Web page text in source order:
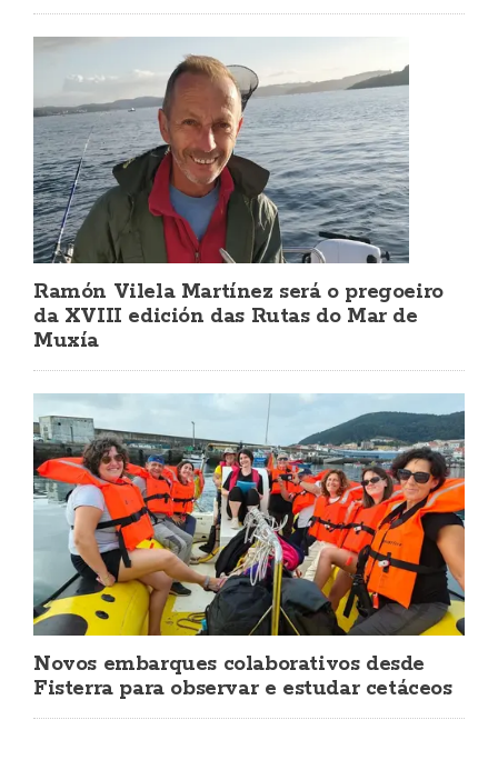
Ramón Vilela Martínez será o pregoeiro
da XVIII edición das Rutas do Mar de
Muxía
Novos embarques colaborativos desde
Fisterra para observar e estudar cetáceos